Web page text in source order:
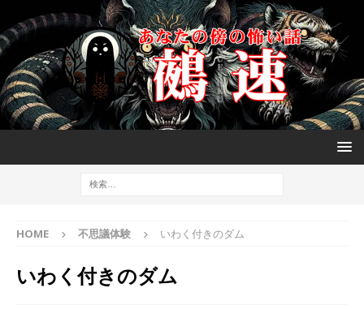
HOME 不思議体験 いわく付きのダム
いわく付きのダム